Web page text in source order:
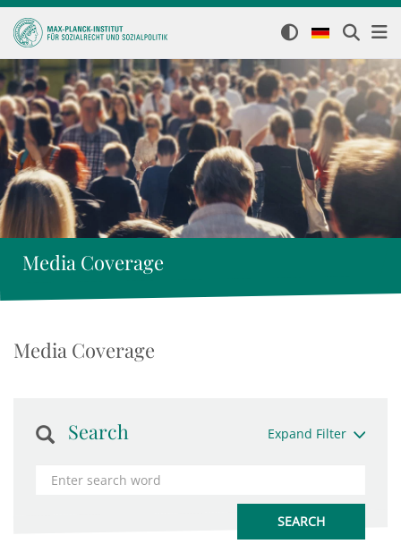
Media Coverage
Media Coverage
Search Expand Filter